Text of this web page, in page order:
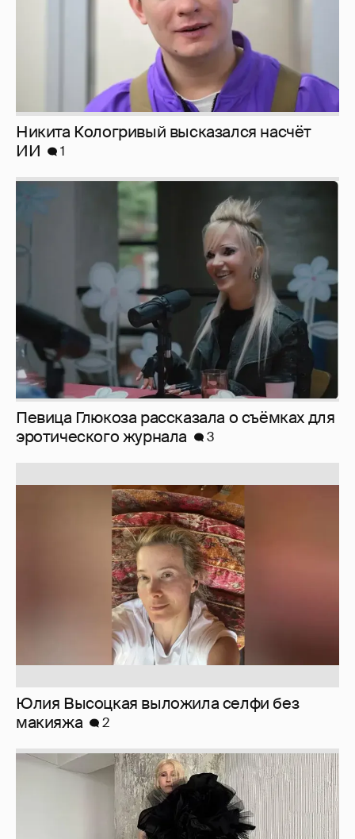
Певица Глюкоза рассказала о съёмках для
эротического журнала
3
Юлия Высоцкая выложила селфи без
Журналистка Сулим примерила новый